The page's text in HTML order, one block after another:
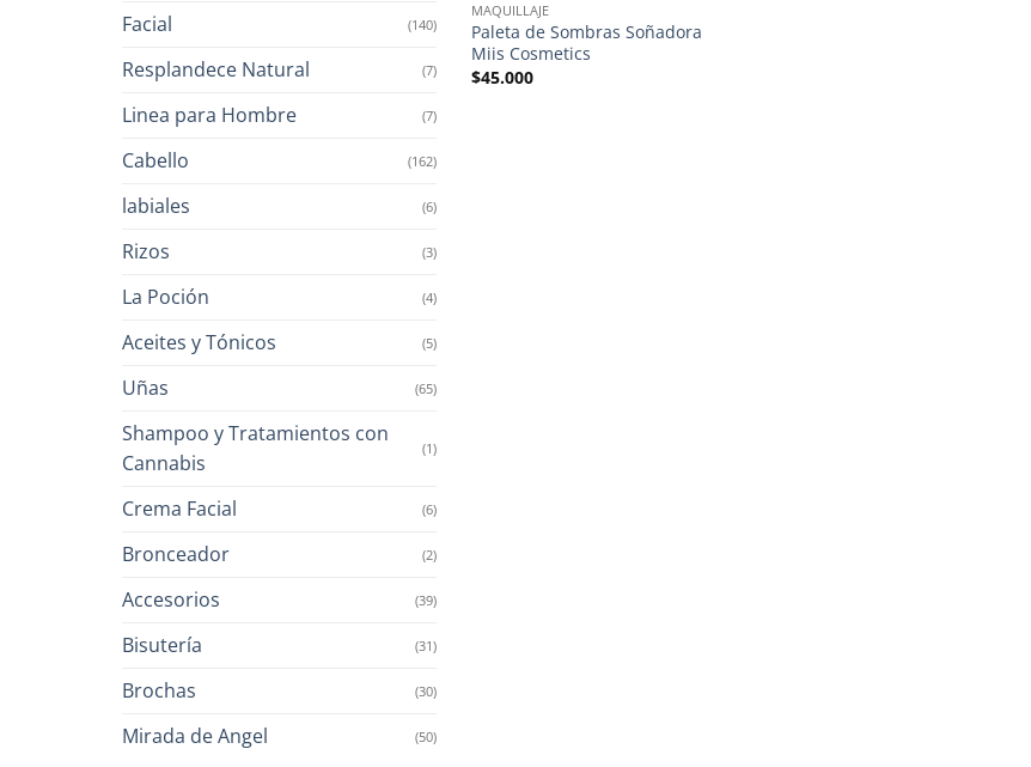
Facial (140)
Resplandece Natural (7)
Linea para Hombre (7)
Cabello (162)
labiales (6)
Rizos (3)
La Poción (4)
Aceites y Tónicos (5)
Uñas (65)
Shampoo y Tratamientos con
Cannabis
(1)
Crema Facial (6)
Bronceador (2)
Accesorios (39)
Bisutería (31)
Brochas (30)
Mirada de Angel (50)
MAQUILLAJE
Paleta de Sombras Soñadora
Miis Cosmetics
$45.000